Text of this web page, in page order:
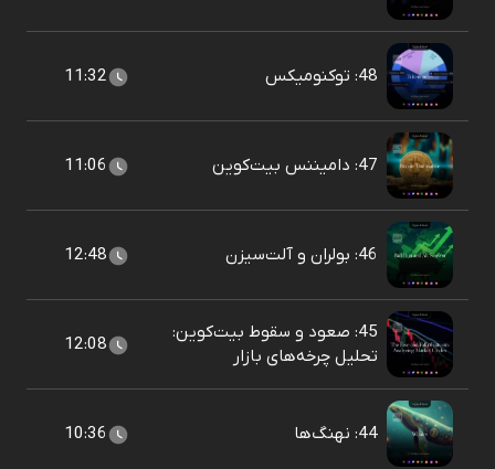
48: توکنومیکس 11:32
47: دامیننس بیت‌کوین 11:06
46: بولران و آلت‌سیزن 12:48
45: صعود و سقوط بیت‌کوین:
تحلیل چرخه‌های بازار
12:08
44: نهنگ‌ها 10:36